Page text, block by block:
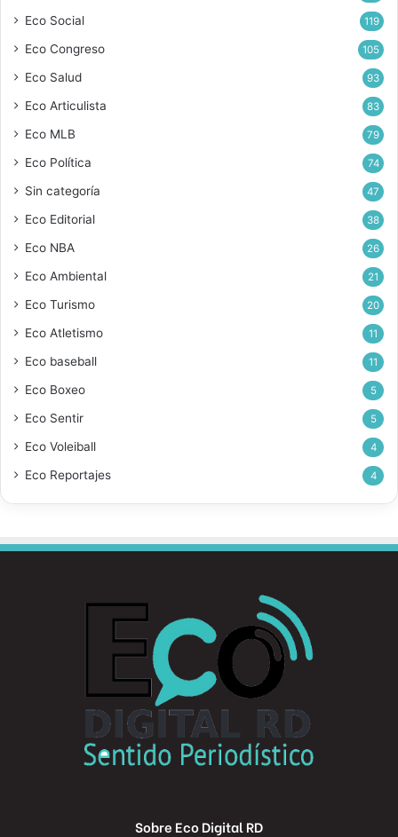
Eco Social 119
Eco Congreso 105
Eco Salud 93
Eco Articulista 83
Eco MLB 79
Eco Política 74
Sin categoría 47
Eco Editorial 38
Eco NBA 26
Eco Ambiental 21
Eco Turismo 20
Eco Atletismo 11
Eco baseball 11
Eco Boxeo 5
Eco Sentir 5
Eco Voleiball 4
Eco Reportajes 4
Sobre Eco Digital RD